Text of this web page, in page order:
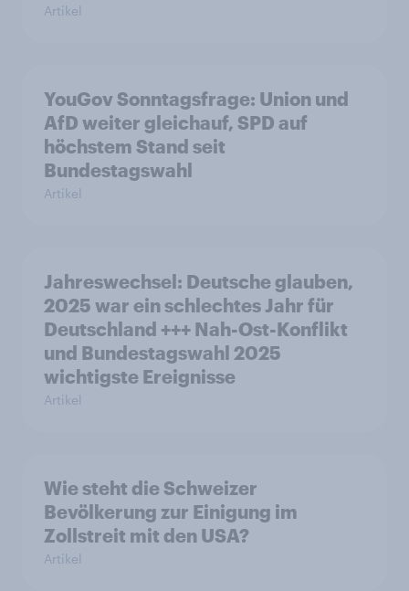
Artikel
YouGov Sonntagsfrage: Union und
AfD weiter gleichauf, SPD auf
höchstem Stand seit
Bundestagswahl
Artikel
Jahreswechsel: Deutsche glauben,
2025 war ein schlechtes Jahr für
Deutschland +++ Nah-Ost-Konflikt
und Bundestagswahl 2025
wichtigste Ereignisse
Artikel
Wie steht die Schweizer
Bevölkerung zur Einigung im
Zollstreit mit den USA?
Artikel